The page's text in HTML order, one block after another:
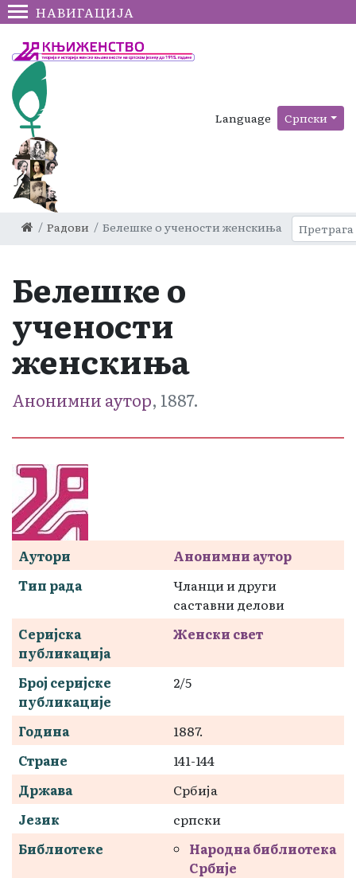
НАВИГАЦИЈА
Language Српски
Радови Белешке о учености женскиња
Белешке о
учености
женскиња
Анонимни аутор, 1887.
Аутори
Анонимни аутор
Тип рада
Чланци и други
саставни делови
Серијска
публикација
Женски свет
Број серијске
публикације
2/5
Година
1887.
Стране
141-144
Држава
Србија
Језик
српски
Библиотеке
Народна библиотека
Србије